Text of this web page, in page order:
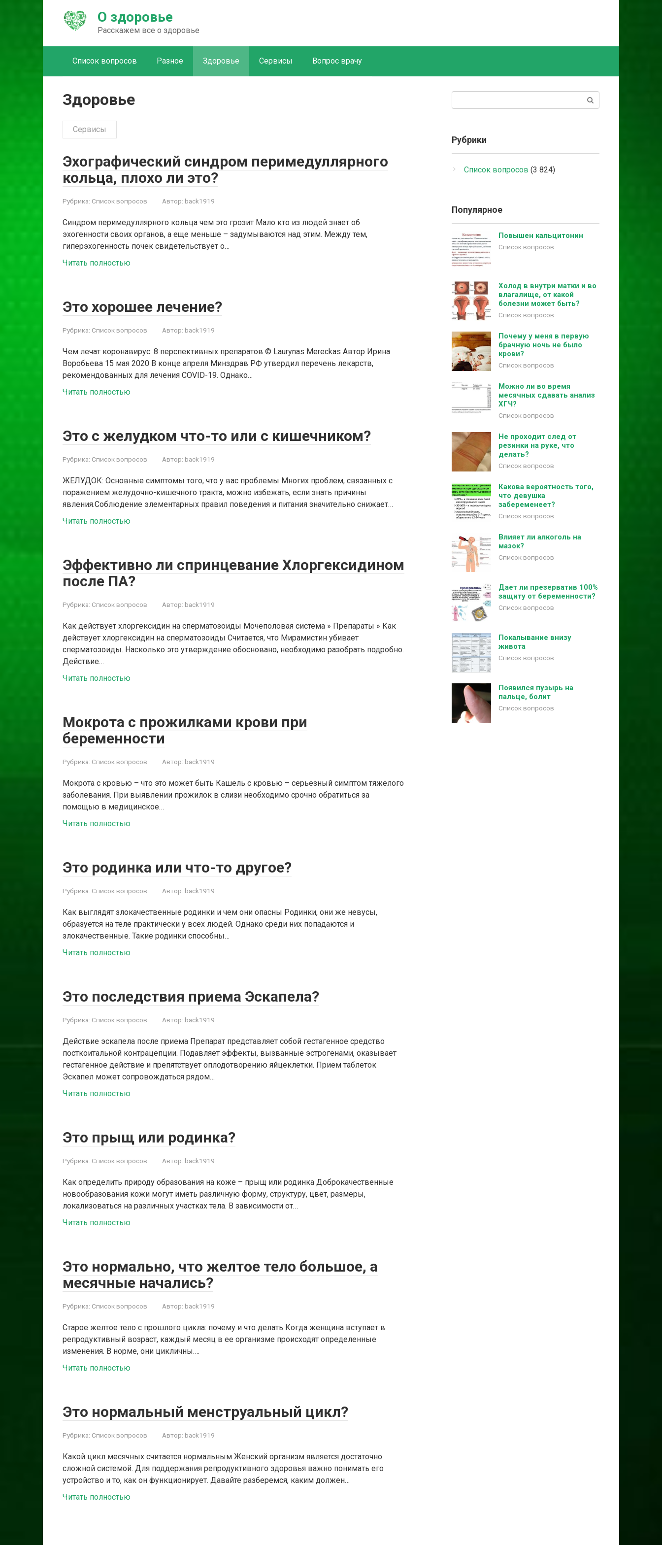
О здоровье
Расскажем все о здоровье
Список вопросов Разное Здоровье Сервисы Вопрос врачу
Здоровье
Сервисы
Эхографический синдром перимедуллярного
кольца, плохо ли это?
Рубрика: Список вопросов Автор: back1919
Синдром перимедуллярного кольца чем это грозит Мало кто из людей знает об
эхогенности своих органов, а еще меньше – задумываются над этим. Между тем,
гиперэхогенность почек свидетельствует о…
Читать полностью
Это хорошее лечение?
Рубрика: Список вопросов Автор: back1919
Чем лечат коронавирус: 8 перспективных препаратов © Laurynas Mereckas Автор Ирина
Воробьева 15 мая 2020 В конце апреля Минздрав РФ утвердил перечень лекарств,
рекомендованных для лечения COVID-19. Однако…
Читать полностью
Это с желудком что-то или с кишечником?
Рубрика: Список вопросов Автор: back1919
ЖЕЛУДОК: Основные симптомы того, что у вас проблемы Многих проблем, связанных с
поражением желудочно-кишечного тракта, можно избежать, если знать причины
явления.Соблюдение элементарных правил поведения и питания значительно снижает…
Читать полностью
Эффективно ли спринцевание Хлоргексидином
после ПА?
Рубрика: Список вопросов Автор: back1919
Как действует хлоргексидин на сперматозоиды Мочеполовая система » Препараты » Как
действует хлоргексидин на сперматозоиды Считается, что Мирамистин убивает
сперматозоиды. Насколько это утверждение обосновано, необходимо разобрать подробно.
Действие…
Читать полностью
Мокрота с прожилками крови при
беременности
Рубрика: Список вопросов Автор: back1919
Мокрота с кровью – что это может быть Кашель с кровью – серьезный симптом тяжелого
заболевания. При выявлении прожилок в слизи необходимо срочно обратиться за
помощью в медицинское…
Читать полностью
Это родинка или что-то другое?
Рубрика: Список вопросов Автор: back1919
Как выглядят злокачественные родинки и чем они опасны Родинки, они же невусы,
образуется на теле практически у всех людей. Однако среди них попадаются и
злокачественные. Такие родинки способны…
Читать полностью
Это последствия приема Эскапела?
Рубрика: Список вопросов Автор: back1919
Действие эскапела после приема Препарат представляет собой гестагенное средство
посткоитальной контрацепции. Подавляет эффекты, вызванные эстрогенами, оказывает
гестагенное действие и препятствует оплодотворению яйцеклетки. Прием таблеток
Эскапел может сопровождаться рядом…
Читать полностью
Это прыщ или родинка?
Рубрика: Список вопросов Автор: back1919
Как определить природу образования на коже – прыщ или родинка Доброкачественные
новообразования кожи могут иметь различную форму, структуру, цвет, размеры,
локализоваться на различных участках тела. В зависимости от…
Читать полностью
Это нормально, что желтое тело большое, а
месячные начались?
Рубрика: Список вопросов Автор: back1919
Старое желтое тело с прошлого цикла: почему и что делать Когда женщина вступает в
репродуктивный возраст, каждый месяц в ее организме происходят определенные
изменения. В норме, они цикличны….
Читать полностью
Это нормальный менструальный цикл?
Рубрика: Список вопросов Автор: back1919
Какой цикл месячных считается нормальным Женский организм является достаточно
сложной системой. Для поддержания репродуктивного здоровья важно понимать его
устройство и то, как он функционирует. Давайте разберемся, каким должен…
Читать полностью
Рубрики
Список вопросов (3 824)
Популярное
Повышен кальцитонин
Список вопросов
Холод в внутри матки и во
влагалище, от какой
болезни может быть?
Список вопросов
Почему у меня в первую
брачную ночь не было
крови?
Список вопросов
Можно ли во время
месячных сдавать анализ
ХГЧ?
Список вопросов
Не проходит след от
резинки на руке, что
делать?
Список вопросов
Какова вероятность того,
что девушка
забеременеет?
Список вопросов
Влияет ли алкоголь на
мазок?
Список вопросов
Дает ли презерватив 100%
защиту от беременности?
Список вопросов
Покалывание внизу
живота
Список вопросов
Появился пузырь на
пальце, болит
Список вопросов